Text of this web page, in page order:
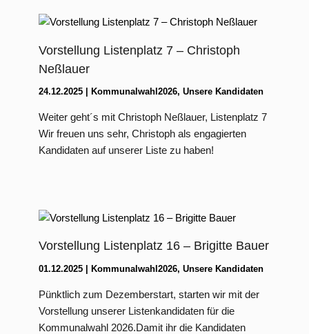
Vorstellung Listenplatz 7 – Christoph
Neßlauer
24.12.2025 Kommunalwahl2026,Unsere Kandidaten
Weiter geht´s mit Christoph Neßlauer, Listenplatz 7
Wir freuen uns sehr, Christoph als engagierten
Kandidaten auf unserer Liste zu haben!
Vorstellung Listenplatz 16 – Brigitte Bauer
01.12.2025 Kommunalwahl2026,Unsere Kandidaten
Pünktlich zum Dezemberstart, starten wir mit der
Vorstellung unserer Listenkandidaten für die
Kommunalwahl 2026.Damit ihr die Kandidaten